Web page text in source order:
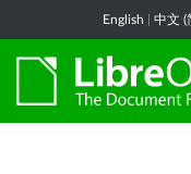
English 中文 (